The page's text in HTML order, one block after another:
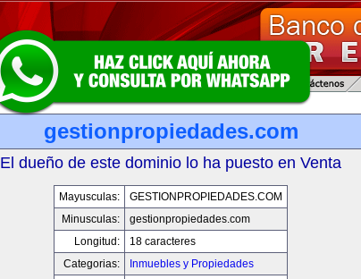
gestionpropiedades.com
El dueño de este dominio lo ha puesto en Venta
Mayusculas:
GESTIONPROPIEDADES.COM
Minusculas:
gestionpropiedades.com
Longitud:
18 caracteres
Categorias:
Inmuebles y Propiedades